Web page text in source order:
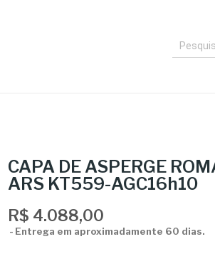
CAPA DE ASPERGE
ARS KT559-AGC16h10
R$ 4.088,00
Entrega em aproximadamente 60 dias.